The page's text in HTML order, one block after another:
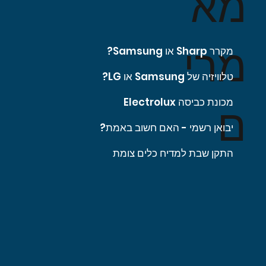
מרי
ם
מקרר Sharp או Samsung?
טלוויזיה של Samsung או LG?
מכונת כביסה Electrolux
יבואן רשמי - האם חשוב באמת?
התקן שבת למדיח כלים צומת